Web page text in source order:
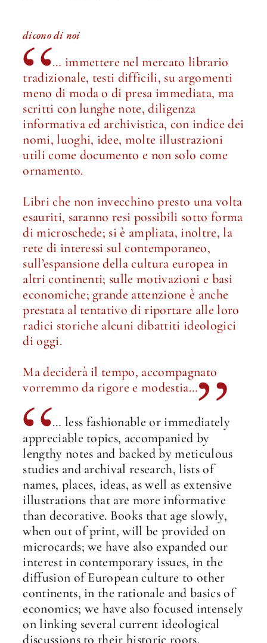
dicono di noi
… immettere nel mercato librario
tradizionale, testi difficili, su argomenti
meno di moda o di presa immediata, ma
scritti con lunghe note, diligenza
informativa ed archivistica, con indice dei
nomi, luoghi, idee, molte illustrazioni
utili come documento e non solo come
ornamento.
Libri che non invecchino presto una volta
esauriti, saranno resi possibili sotto forma
di microschede; si è ampliata, inoltre, la
rete di interessi sul contemporaneo,
sull’espansione della cultura europea in
altri continenti; sulle motivazioni e basi
economiche; grande attenzione è anche
prestata al tentativo di riportare alle loro
radici storiche alcuni dibattiti ideologici
di oggi.
Ma deciderà il tempo, accompagnato
vorremmo da rigore e modestia…
… less fashionable or immediately
appreciable topics, accompanied by
lengthy notes and backed by meticulous
studies and archival research, lists of
names, places, ideas, as well as extensive
illustrations that are more informative
than decorative. Books that age slowly,
when out of print, will be provided on
microcards; we have also expanded our
interest in contemporary issues, in the
diffusion of European culture to other
continents, in the rationale and basics of
economics; we have also focused intensely
on linking several current ideological
discussions to their historic roots.